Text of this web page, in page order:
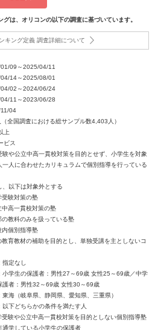
は、オリコンの以下の調査に基づいています。
キング定義 調査詳細について
09～2025/04/11
14～2025/08/01
02～2024/06/24
11～2023/06/28
04
全国調査における総サンプル数4,403人）
上
ビス
験や公立中高一貫校対策を目的とせず、小学生を対象
一人に合わせたカリキュラムで個別指導を行っている
、以下は対象外とする
受験対策の塾
中高一貫校対策の塾
の教科のみを扱っている塾
内個別指導塾
教育教材の補助を目的とし、単独受講を主としないコ
指定なし
小学生の保護者：男性27～69歳 女性25～69歳／中学
護者：男性32～69歳 女性30～69歳
東海（岐阜県、静岡県、愛知県、三重県）
以下どちらかの条件を満たす人
受験や公立中高一貫校対策を目的としない個別指導塾
通学している小学生の保護者